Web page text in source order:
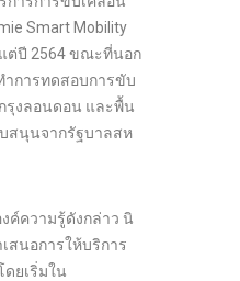
Smart Mobility
ต่ปี 2564 ขณะที่นอก
การทดสอบการขับ
รุงลอนดอน และพื้น
สนุนจากรัฐบาลสห
ค์ความรู้ดังกล่าว นิ
สนอการให้บริการ
ยเริ่มใน